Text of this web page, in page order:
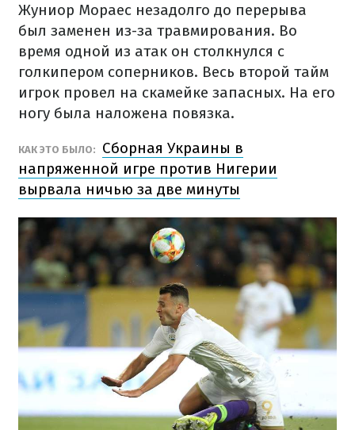
Жуниор Мораес незадолго до перерыва
был заменен из-за травмирования. Во
время одной из атак он столкнулся с
голкипером соперников. Весь второй тайм
игрок провел на скамейке запасных. На его
ногу была наложена повязка.
КАК ЭТО БЫЛО:
Сборная Украины в
напряженной игре против Нигерии
вырвала ничью за две минуты